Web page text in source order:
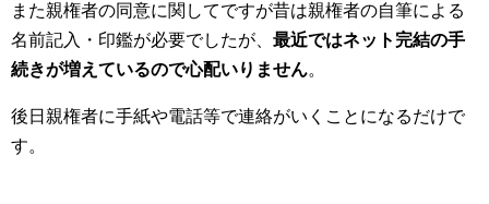
また親権者の同意に関してですが昔は親権者の自筆による
名前記入・印鑑が必要でしたが、 最近ではネット完結の手
続きが増えているので心配いりません。
後日親権者に手紙や電話等で連絡がいくことになるだけで
す。